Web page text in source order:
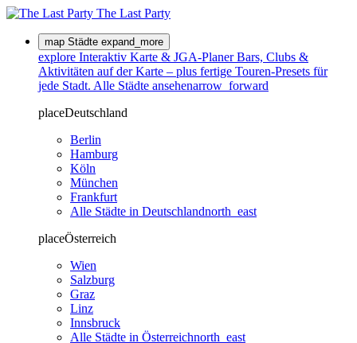
The Last Party
map Städte expand_more
explore Interaktiv Karte & JGA-Planer Bars, Clubs &
Aktivitäten auf der Karte – plus fertige Touren-Presets für
jede Stadt. Alle Städte ansehenarrow_forward
placeDeutschland
Berlin
Hamburg
Köln
München
Frankfurt
Alle Städte in Deutschlandnorth_east
placeÖsterreich
Wien
Salzburg
Graz
Linz
Innsbruck
Alle Städte in Österreichnorth_east